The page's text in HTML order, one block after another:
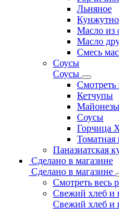
Льняное
Масло из
Масло
Смесь
Соусы
Соусы
Смотреть
Кетчупы
Майонезы
Соусы
Горчица
Томатная
Паназиатская
Сделано в магазине
Сделано в магазине
Смотреть весь
Свежий хлеб и
Свежий хлеб и